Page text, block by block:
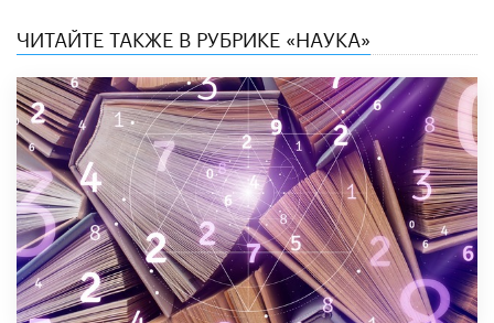
ЧИТАЙТЕ ТАКЖЕ В РУБРИКЕ «НАУКА»